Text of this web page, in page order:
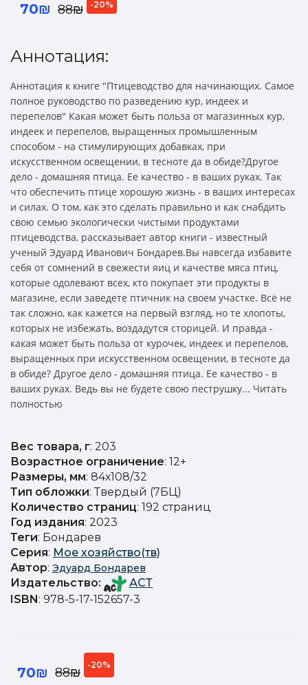
70₪ 88₪ -20%
Аннотация:
Аннотация к книге "Птицеводство для начинающих. Самое
полное руководство по разведению кур, индеек и
перепелов" Какая может быть польза от магазинных кур,
индеек и перепелов, выращенных промышленным
способом - на стимулирующих добавках, при
искусственном освещении, в тесноте да в обиде?Другое
дело - домашняя птица. Ее качество - в ваших руках. Так
что обеспечить птице хорошую жизнь - в ваших интересах
и силах. О том, как это сделать правильно и как снабдить
свою семью экологически чистыми продуктами
птицеводства, рассказывает автор книги - известный
ученый Эдуард Иванович Бондарев.Вы навсегда избавите
себя от сомнений в свежести яиц и качестве мяса птиц,
которые одолевают всех, кто покупает эти продукты в
магазине, если заведете птичник на своем участке. Всё не
так сложно, как кажется на первый взгляд, но те хлопоты,
которых не избежать, воздадутся сторицей. И правда -
какая может быть польза от курочек, индеек и перепелов,
выращенных при искусственном освещении, в тесноте да
в обиде? Другое дело - домашняя птица. Ее качество - в
ваших руках. Ведь вы не будете свою пеструшку... Читать
полностью
Вес товара, г: 203
Возрастное ограничение: 12+
Размеры, мм: 84х108/32
Тип обложки: Твердый (7БЦ)
Количество страниц: 192 страниц
Год издания: 2023
Теги: Бондарев
Серия: Мое хозяйство(тв)
Автор: Эдуард Бондарев
Издательство:
АСТ
ISBN: 978-5-17-152657-3
70₪ 88₪
-20%